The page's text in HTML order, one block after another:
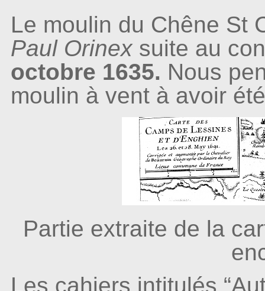
Le moulin du Chêne St
Paul Orinex suite au
octobre 1635. Nous
moulin à vent à avoir
Partie extraite de la
Les cahiers intitulés